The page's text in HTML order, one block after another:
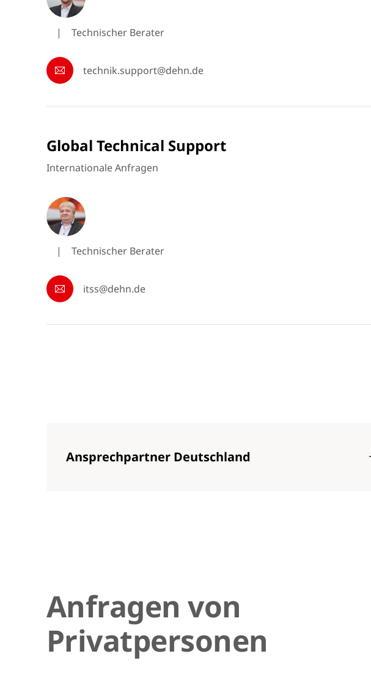
| Technischer Berater
technik.support@dehn.de
Global Technical Support
Internationale Anfragen
| Technischer Berater
itss@dehn.de
Ansprechpartner Deutschland
Anfragen von
Privatpersonen